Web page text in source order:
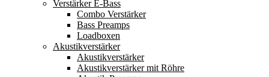
Verstärker E-Bass
Combo Verstärker
Bass Preamps
Loadboxen
Akustikverstärker
Akustikverstärker
Akustikverstärker mit Röhre